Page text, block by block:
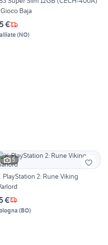
+ Gioco Baja
€
(NO)
5
2: Rune Viking
€
(BO)